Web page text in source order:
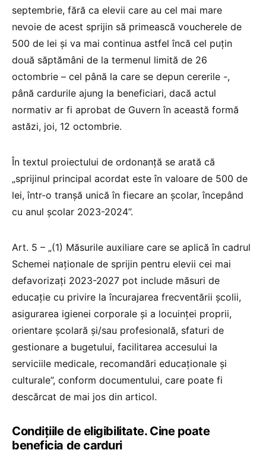
septembrie, fără ca elevii care au cel mai mare
nevoie de acest sprijin să primească voucherele de
500 de lei și va mai continua astfel încă cel puțin
două săptămâni de la termenul limită de 26
octombrie – cel până la care se depun cererile -,
până cardurile ajung la beneficiari, dacă actul
normativ ar fi aprobat de Guvern în această formă
astăzi, joi, 12 octombrie.
În textul proiectului de ordonanță se arată că
„sprijinul principal acordat este în valoare de 500 de
lei, într-o tranșă unică în fiecare an școlar, începând
cu anul școlar 2023-2024”.
Art. 5 – „(1) Măsurile auxiliare care se aplică în cadrul
Schemei naționale de sprijin pentru elevii cei mai
defavorizați 2023-2027 pot include măsuri de
educaţie cu privire la încurajarea frecventării şcolii,
asigurarea igienei corporale şi a locuinţei proprii,
orientare şcolară şi/sau profesională, sfaturi de
gestionare a bugetului, facilitarea accesului la
serviciile medicale, recomandări educaţionale şi
culturale”, conform documentului, care poate fi
descărcat de mai jos din articol.
Condițiile de eligibilitate. Cine poate
beneficia de carduri